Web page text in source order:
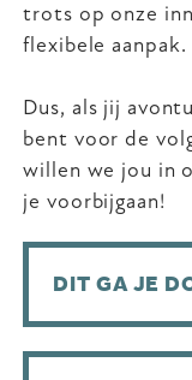
trots op onze
flexibele aanpak.
Dus, als jij
bent voor de
willen we jou in
je voorbijgaan!
DIT GA JE